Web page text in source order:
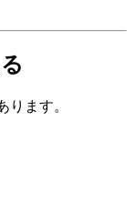
ります。